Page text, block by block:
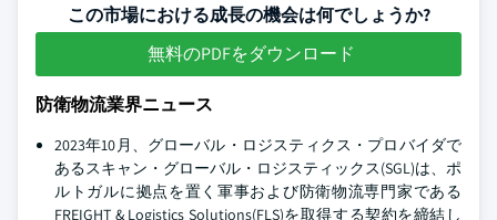
この市場における成長の機会は何でしょうか?
無料のPDFをダウンロード
防衛物流業界ニュース
2023年10月、グローバル・ロジスティクス・プロバイダで
あるスキャン・グローバル・ロジスティックス(SGL)は、ポ
ルトガルに拠点を置く軍事および防衛物流専門家である
FREIGHT & Logistics Solutions(FLS)を取得する契約を締結し